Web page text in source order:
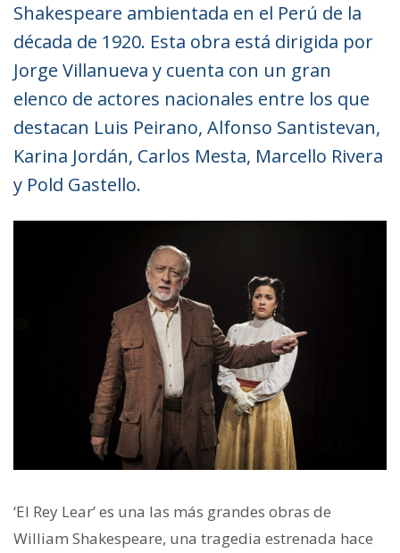
Shakespeare ambientada en el Perú de la
década de 1920. Esta obra está dirigida por
Jorge Villanueva y cuenta con un gran
elenco de actores nacionales entre los que
destacan Luis Peirano, Alfonso Santistevan,
Karina Jordán, Carlos Mesta, Marcello Rivera
y Pold Gastello.
‘El Rey Lear’ es una las más grandes obras de
William Shakespeare, una tragedia estrenada hace